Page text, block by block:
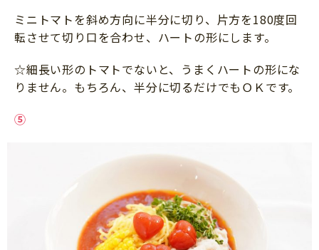
ミニトマトを斜め方向に半分に切り、片方を180度回
転させて切り口を合わせ、ハートの形にします。
☆細長い形のトマトでないと、うまくハートの形にな
りません。もちろん、半分に切るだけでもＯＫです。
⑤